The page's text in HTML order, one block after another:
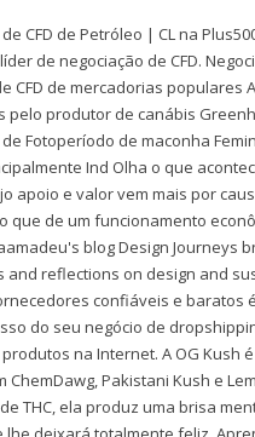
CFD de Petróleo | CL na
de negociação de CFD.
CFD de mercadorias populares
pelo produtor de canábis
Fotoperíodo de maconha
Ind Olha o que
apoio e valor vem mais por
que de um funcionamento
blog Design Journeys
and reflections on design and
confiáveis e baratos
do seu negócio de
na Internet. A OG Kush
ChemDawg, Pakistani Kush e
THC, ela produz uma brisa